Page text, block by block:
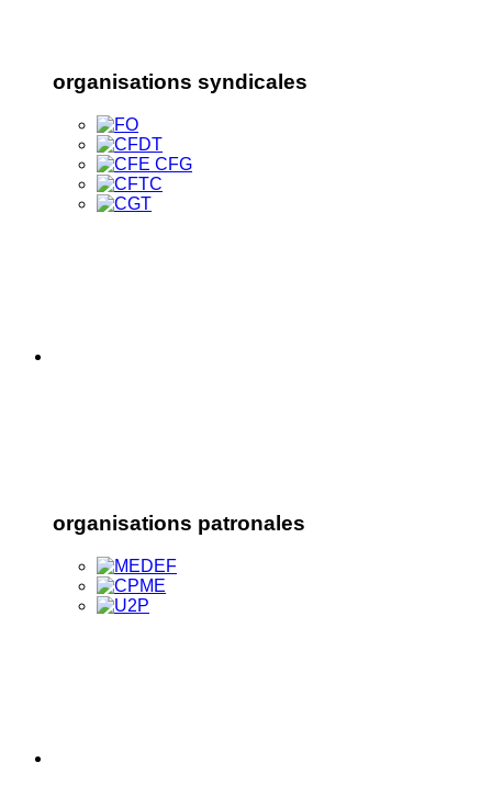
organisations syndicales
organisations patronales